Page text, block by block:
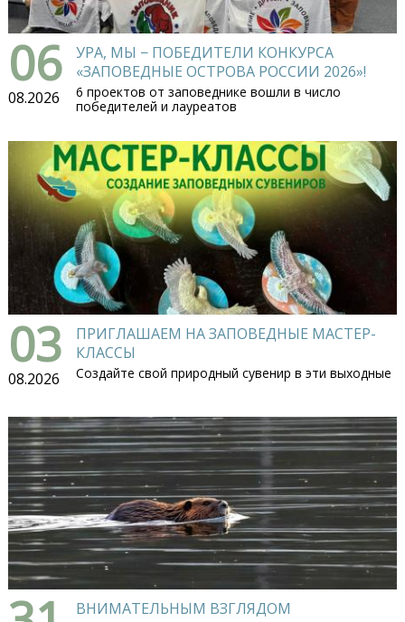
06
08.2026
УРА, МЫ − ПОБЕДИТЕЛИ КОНКУРСА
«ЗАПОВЕДНЫЕ ОСТРОВА РОССИИ 2026»!
6 проектов от заповеднике вошли в число
победителей и лауреатов
03
08.2026
ПРИГЛАШАЕМ НА ЗАПОВЕДНЫЕ МАСТЕР-
КЛАССЫ
Создайте свой природный сувенир в эти выходные
ВНИМАТЕЛЬНЫМ ВЗГЛЯДОМ